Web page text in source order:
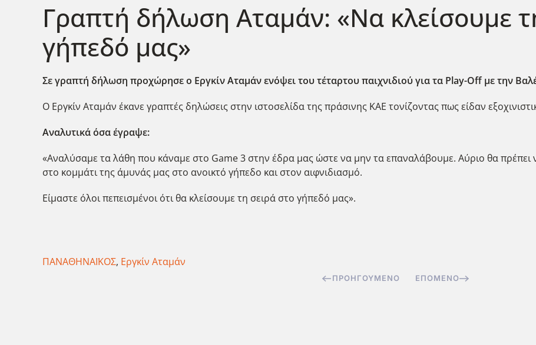
Γραπτή δήλωση Αταμάν: «Να κλείσουμε
γήπεδό μας»
Σε γραπτή δήλωση προχώρησε ο Εργκίν Αταμάν ενόψει του τέταρτου παιχνιδιού για τα Play-Off με την
Ο Εργκίν Αταμάν έκανε γραπτές δηλώσεις στην ιστοσελίδα της πράσινης ΚΑΕ τονίζοντας πως είδαν
Αναλυτικά όσα έγραψε:
«Αναλύσαμε τα λάθη που κάναμε στο Game 3 στην έδρα μας ώστε να μην τα επαναλάβουμε. Αύριο θα πρέπει
στο κομμάτι της άμυνάς μας στο ανοικτό γήπεδο και στον αιφνιδιασμό.
Είμαστε όλοι πεπεισμένοι ότι θα κλείσουμε τη σειρά στο γήπεδό μας».
ΠΑΝΑΘΗΝΑΪΚΟΣ, Εργκίν Αταμάν
ΠΡΟΗΓΟΎΜΕΝΟ ΕΠΌΜΕΝΟ